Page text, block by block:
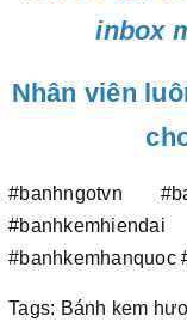
inbox
Nhân viên
#banhngotvn
#banhkemhanquoc
Tags: Bánh kem